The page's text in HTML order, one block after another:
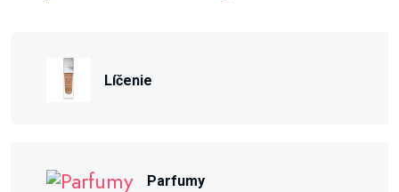
Líčenie
Parfumy